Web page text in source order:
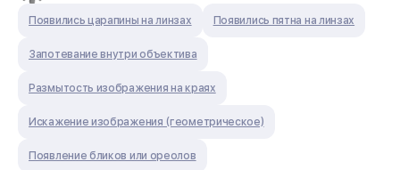
Появились царапины на линзах Появились пятна на линзах
Запотевание внутри объектива
Размытость изображения на краях
Искажение изображения (геометрическое)
Появление бликов или ореолов